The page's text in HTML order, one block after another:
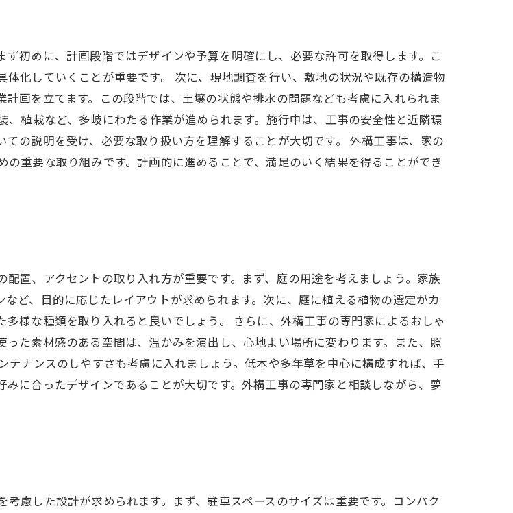
初めに、計画段階ではデザインや予算を明確にし、必要な許可を取得します。こ
化していくことが重要です。 次に、現地調査を行い、敷地の状況や既存の構造物
画を立てます。この段階では、土壌の状態や排水の問題なども考慮に入れられま
植栽など、多岐にわたる作業が進められます。施行中は、工事の安全性と近隣環
の説明を受け、必要な取り扱い方を理解することが大切です。 外構工事は、家の
重要な取り組みです。計画的に進めることで、満足のいく結果を得ることができ
置、アクセントの取り入れ方が重要です。まず、庭の用途を考えましょう。家族
ど、目的に応じたレイアウトが求められます。次に、庭に植える植物の選定がカ
様な種類を取り入れると良いでしょう。 さらに、外構工事の専門家によるおしゃ
た素材感のある空間は、温かみを演出し、心地よい場所に変わります。また、照
ナンスのしやすさも考慮に入れましょう。低木や多年草を中心に構成すれば、手
に合ったデザインであることが大切です。外構工事の専門家と相談しながら、夢
慮した設計が求められます。まず、駐車スペースのサイズは重要です。コンパク